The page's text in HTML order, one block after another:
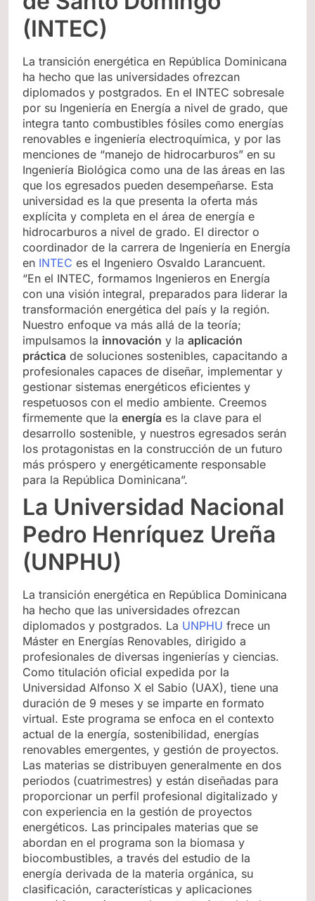
(INTEC)
La transición energética en República Dominicana
ha hecho que las universidades ofrezcan
diplomados y postgrados. En el INTEC sobresale
por su Ingeniería en Energía a nivel de grado, que
integra tanto combustibles fósiles como energías
renovables e ingeniería electroquímica, y por las
menciones de “manejo de hidrocarburos” en su
Ingeniería Biológica como una de las áreas en las
que los egresados pueden desempeñarse. Esta
universidad es la que presenta la oferta más
explícita y completa en el área de energía e
hidrocarburos a nivel de grado. El director o
coordinador de la carrera de Ingeniería en Energía
en INTEC es el Ingeniero Osvaldo Larancuent.
“En el INTEC, formamos Ingenieros en Energía
con una visión integral, preparados para liderar la
transformación energética del país y la región.
Nuestro enfoque va más allá de la teoría;
impulsamos la innovación y la aplicación
práctica de soluciones sostenibles, capacitando a
profesionales capaces de diseñar, implementar y
gestionar sistemas energéticos eficientes y
respetuosos con el medio ambiente. Creemos
firmemente que la energía es la clave para el
desarrollo sostenible, y nuestros egresados serán
los protagonistas en la construcción de un futuro
más próspero y energéticamente responsable
para la República Dominicana”.
La Universidad Nacional
Pedro Henríquez Ureña
(UNPHU)
La transición energética en República Dominicana
ha hecho que las universidades ofrezcan
diplomados y postgrados. La UNPHU frece un
Máster en Energías Renovables, dirigido a
profesionales de diversas ingenierías y ciencias.
Como titulación oficial expedida por la
Universidad Alfonso X el Sabio (UAX), tiene una
duración de 9 meses y se imparte en formato
virtual. Este programa se enfoca en el contexto
actual de la energía, sostenibilidad, energías
renovables emergentes, y gestión de proyectos.
Las materias se distribuyen generalmente en dos
periodos (cuatrimestres) y están diseñadas para
proporcionar un perfil profesional digitalizado y
con experiencia en la gestión de proyectos
energéticos. Las principales materias que se
abordan en el programa son la biomasa y
biocombustibles, a través del estudio de la
energía derivada de la materia orgánica, su
clasificación, características y aplicaciones